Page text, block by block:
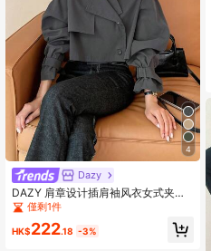
4
Dazy
DAZY 肩章设计插肩袖风衣女式夹
克，秋季女装
僅剩1件
HK$222.18 -3%